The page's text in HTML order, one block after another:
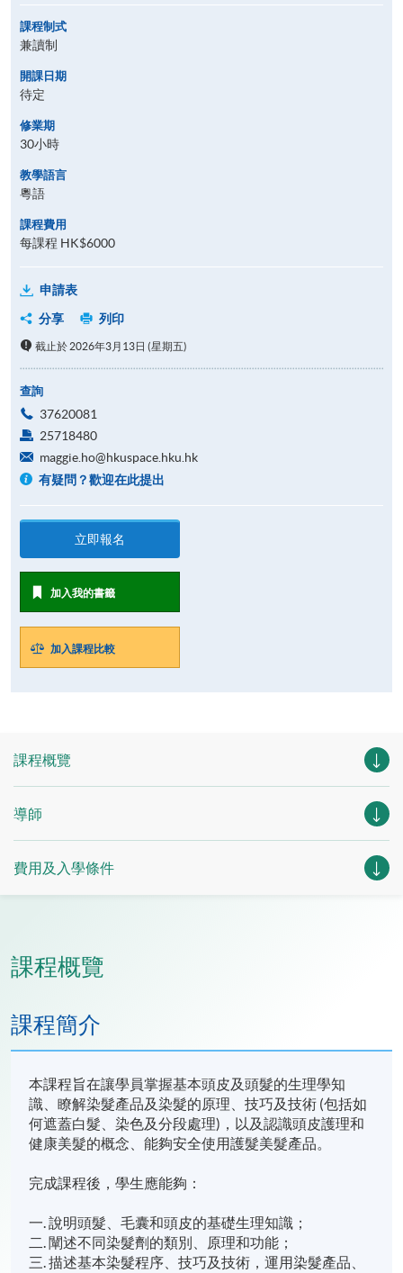
課程制式
兼讀制
開課日期
待定
修業期
30小時
教學語言
粵語
課程費用
每課程 HK$6000
申請表
分享
列印
截止於 2026年3月13日 (星期五)
查詢
37620081
25718480
maggie.ho@hkuspace.hku.hk
有疑問？歡迎在此提出
立即報名
加入我的書籤
加入課程比較
課程概覽
導師
費用及入學條件
課程概覽
課程簡介
本課程旨在讓學員掌握基本頭皮及頭髮的生理學知
識、瞭解染髮產品及染髮的原理、技巧及技術 (包括如
何遮蓋白髮、染色及分段處理)，以及認識頭皮護理和
健康美髮的概念、能夠安全使用護髮美髮產品。
完成課程後，學生應能夠：
一. 說明頭髮、毛囊和頭皮的基礎生理知識；
二. 闡述不同染髮劑的類別、原理和功能；
三. 描述基本染髮程序、技巧及技術，運用染髮產品、